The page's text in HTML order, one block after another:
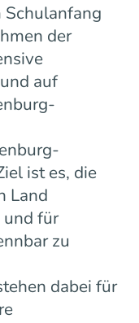
der
auf
ist es, die
Land
und für
zu
dabei für